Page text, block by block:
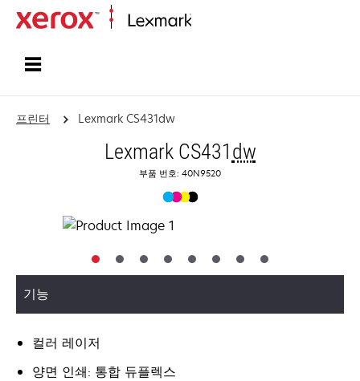
프린터 Lexmark CS431dw
Lexmark CS431 dw
부품 번호: 40N9520
기능
컬러 레이저
양면 인쇄: 통합 듀플렉스